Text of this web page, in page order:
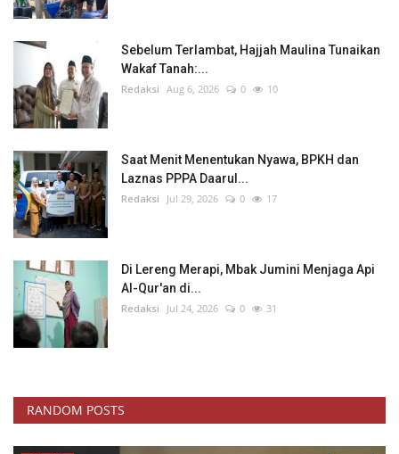
Sebelum Terlambat, Hajjah Maulina Tunaikan
Wakaf Tanah:...
Redaksi Aug 6, 2026 0 10
Saat Menit Menentukan Nyawa, BPKH dan
Laznas PPPA Daarul...
Redaksi Jul 29, 2026 0 17
Di Lereng Merapi, Mbak Jumini Menjaga Api
Al-Qur'an di...
Redaksi Jul 24, 2026 0 31
RANDOM POSTS